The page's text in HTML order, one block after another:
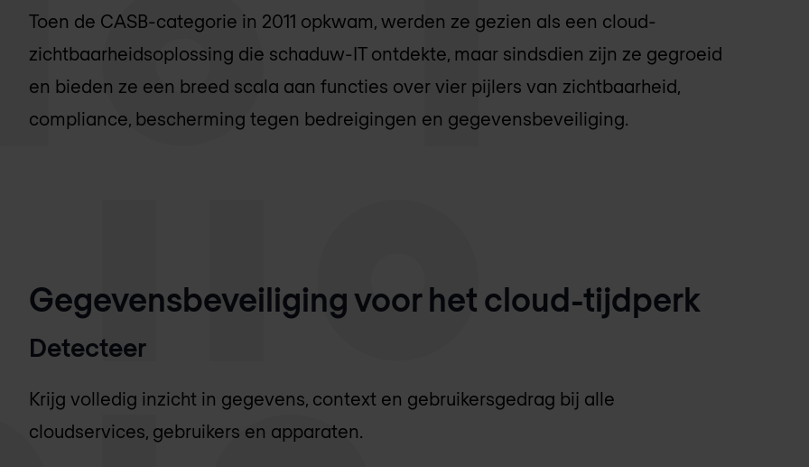
Toen de CASB-categorie in 2011 opkwam, werden ze gezien als een cloud-
zichtbaarheidsoplossing die schaduw-IT ontdekte, maar sindsdien zijn ze gegroeid
en bieden ze een breed scala aan functies over vier pijlers van zichtbaarheid,
compliance, bescherming tegen bedreigingen en gegevensbeveiliging.
Gegevensbeveiliging voor het cloud-tijdperk
Detecteer
Krijg volledig inzicht in gegevens, context en gebruikersgedrag bij alle
cloudservices, gebruikers en apparaten.